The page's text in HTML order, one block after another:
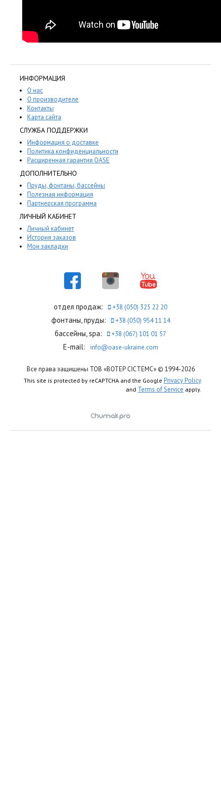
ИНФОРМАЦИЯ
О нас
О производителе
Контакты
Карта сайта
СЛУЖБА ПОДДЕРЖКИ
Информация о доставке
Политика конфиденциальности
Расширенная гарантия OASE
ДОПОЛНИТЕЛЬНО
Пруды, фонтаны, бассейны
Полезная информация
Партнерская программа
ЛИЧНЫЙ КАБИНЕТ
Личный кабинет
История заказов
Мои закладки
отдел продаж: +38 (050) 325 22 20
фонтаны, пруды: +38 (050) 954 11 14
бассейны, spa: +38 (067) 101 01 57
E-mail: info@oase-ukraine.com
Все права защищены ТОВ «ВОТЕР СІСТЕМС» © 1994-2026
This site is protected by reCAPTCHA and the Google Privacy Policy
and Terms of Service apply.